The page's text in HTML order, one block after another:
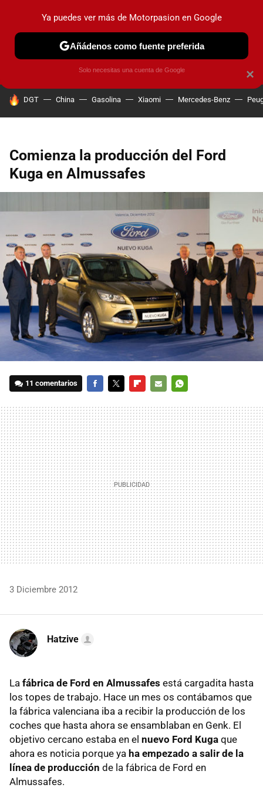
PRUEBAS COCHES ELÉCTRICOS OBSERVATORIO
HOY SE HABLA DE
DGT China Gasolina Xiaomi Mercedes-Benz
Comienza la producción del Ford
Kuga en Almussafes
11 comentarios
MAIL
3 Diciembre 2012
Hatzive
La fábrica de Ford en Almussafes está cargadita hasta
los topes de trabajo. Hace un mes os contábamos que
la fábrica valenciana iba a recibir la producción de los
coches que hasta ahora se ensamblaban en Genk. El
objetivo cercano estaba en el nuevo Ford Kuga que
ahora es noticia porque ya ha empezado a salir de la
línea de producción de la fábrica de Ford en
Almussafes.
×
Ya puedes ver más de Motorpasion en Google
Añádenos como fuente preferida
Solo necesitas una cuenta de Google